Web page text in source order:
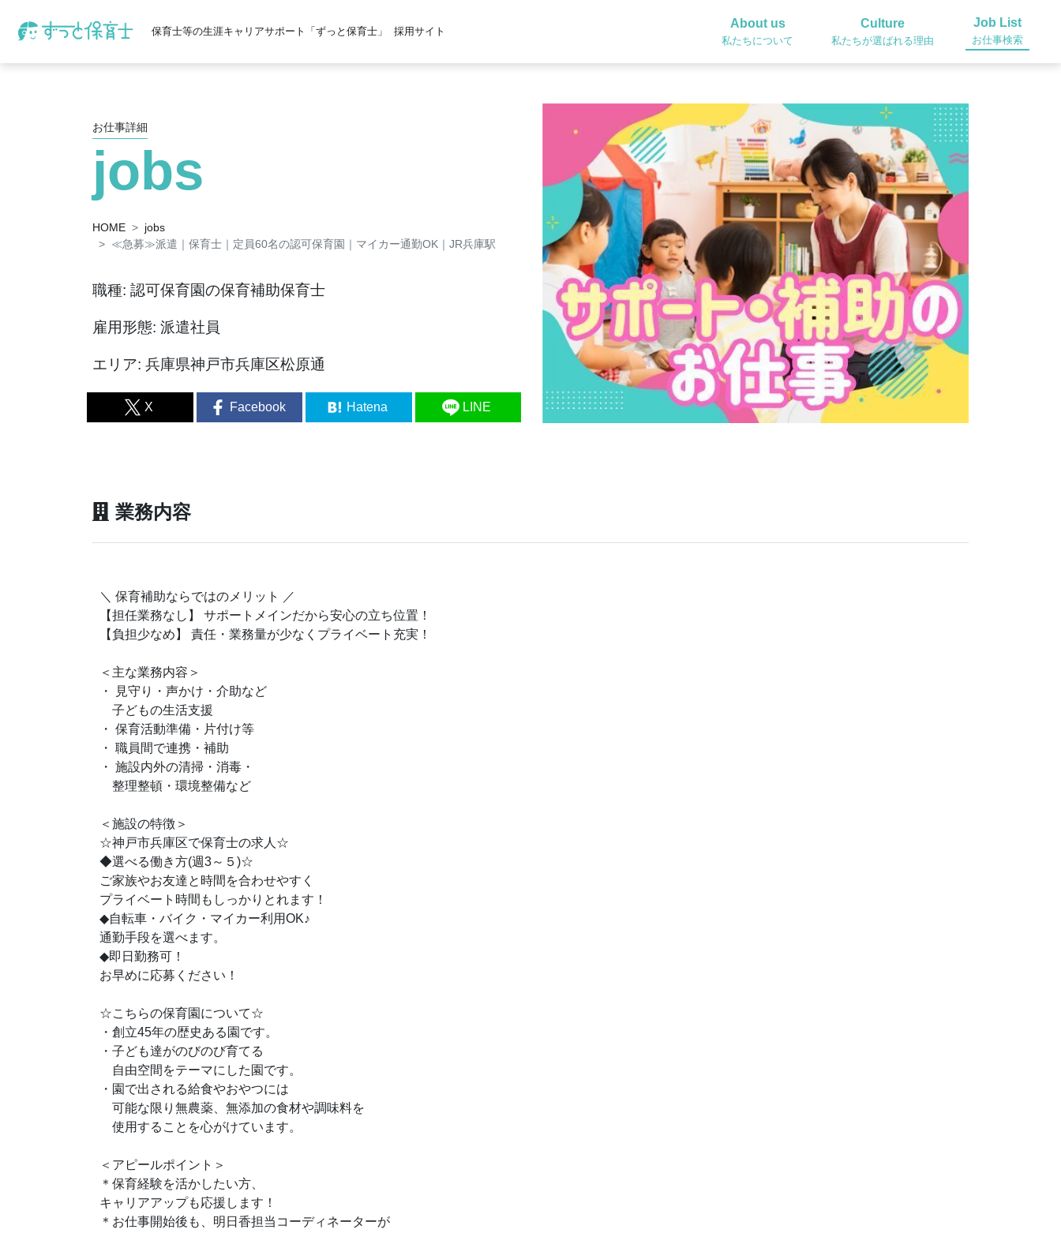
保育士等の生涯キャリアサポート「ずっと保育士」 採用サイト
About us
私たちについて
Culture
私たちが選ばれる理由
Job List
お仕事検索
お仕事詳細
jobs
HOME
jobs
≪急募≫派遣｜保育士｜定員60名の認可保育園｜マイカー通勤OK｜JR兵庫駅
職種: 認可保育園の保育補助保育士
雇用形態: 派遣社員
エリア: 兵庫県神戸市兵庫区松原通
X Facebook Hatena LINE
業務内容
＼ 保育補助ならではのメリット ／
【担任業務なし】 サポートメインだから安心の立ち位置！
【負担少なめ】 責任・業務量が少なくプライベート充実！
＜主な業務内容＞
・ 見守り・声かけ・介助など
子どもの生活支援
・ 保育活動準備・片付け等
・ 職員間で連携・補助
・ 施設内外の清掃・消毒・
整理整頓・環境整備など
＜施設の特徴＞
☆神戸市兵庫区で保育士の求人☆
◆選べる働き方(週3～５)☆
ご家族やお友達と時間を合わせやすく
プライベート時間もしっかりとれます！
◆自転車・バイク・マイカー利用OK♪
通勤手段を選べます。
◆即日勤務可！
お早めに応募ください！
☆こちらの保育園について☆
・創立45年の歴史ある園です。
・子ども達がのびのび育てる
自由空間をテーマにした園です。
・園で出される給食やおやつには
可能な限り無農薬、無添加の食材や調味料を
使用することを心がけています。
＜アピールポイント＞
＊保育経験を活かしたい方、
キャリアアップも応援します！
＊お仕事開始後も、明日香担当コーディネーターが